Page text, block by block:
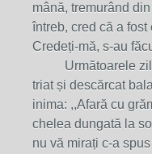
mână, tremurând
întreb, cred că a
Credeți-mă, s-au
Următoarele zile
triat și descărcat
inima: ,,Afară cu
chelea dungată la
nu vă mirați c-a